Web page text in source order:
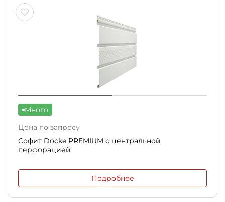
Много
Цена по запросу
Софит Docke PREMIUM с центральной
перфорацией
Подробнее